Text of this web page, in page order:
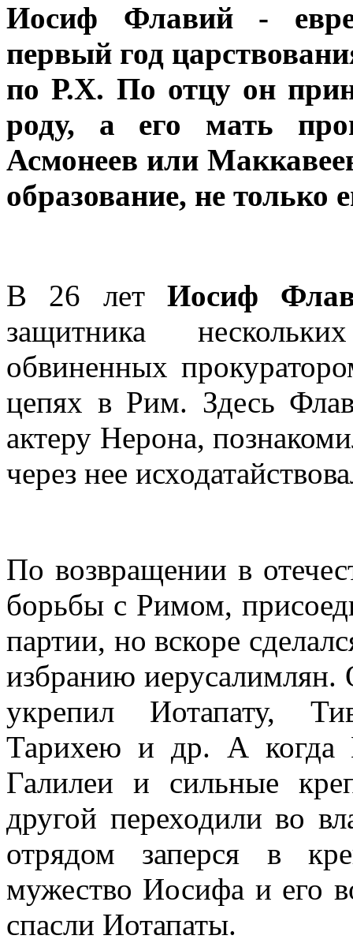
Иосиф Флавий -
первый год
по Р.Х. По отцу он
роду, а его мать
Асмонеев или
образование, не только
В 26 лет Иосиф
защитника
обвиненных
цепях в Рим. Здесь
актеру Нерона,
через нее
По возвращении в
борьбы с Римом,
партии, но вскоре
избранию иерусалимлян.
укрепил Иотапату,
Тарихею и др. А когда
Галилеи и сильные
другой переходили во
отрядом заперся в
мужество Иосифа и его
спасли Иотапаты.